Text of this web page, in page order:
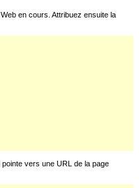
en cours. Attribuez ensuite la
vers une URL de la page